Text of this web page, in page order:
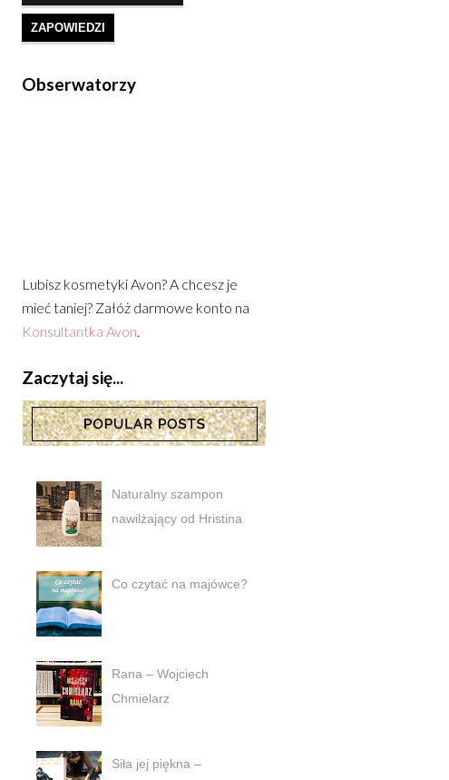
ZAPOWIEDZI
Obserwatorzy
Lubisz kosmetyki Avon? A chcesz je
mieć taniej? Załóż darmowe konto na
Konsultantka Avon.
Zaczytaj się...
Naturalny szampon
nawilżający od Hristina
Co czytać na majówce?
Rana – Wojciech
Chmielarz
Siła jej piękna –